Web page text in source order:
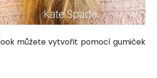
můžete vytvořit pomocí gumiček